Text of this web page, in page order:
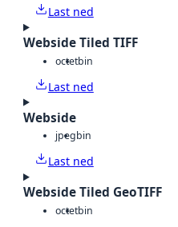
Last ned
Webside Tiled TIFF
octetbin
Last ned
Webside
jpegbin
Last ned
Webside Tiled GeoTIFF
octetbin